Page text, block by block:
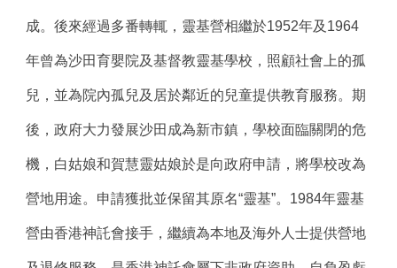
成。後來經過多番轉輒，靈基營相繼於1952年及1964
年曾為沙田育嬰院及基督教靈基學校，照顧社會上的孤
兒，並為院內孤兒及居於鄰近的兒童提供教育服務。期
後，政府大力發展沙田成為新市鎮，學校面臨關閉的危
機，白姑娘和賀慧靈姑娘於是向政府申請，將學校改為
營地用途。申請獲批並保留其原名“靈基”。1984年靈基
營由香港神託會接手，繼續為本地及海外人士提供營地